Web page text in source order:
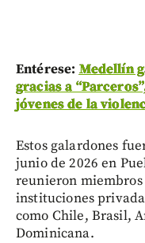
Entérese: Medellín
gracias a
jóvenes de la
Estos galardones
junio de 2026 en
reunieron miembros
instituciones
como Chile, Brasil,
Dominicana.